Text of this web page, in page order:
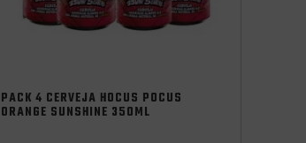
PACK 4 CERVEJA HOCUS POCUS
ORANGE SUNSHINE 350ML